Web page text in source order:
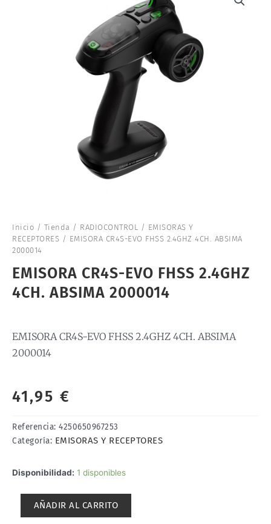
Inicio / Tienda / RADIOCONTROL / EMISORAS Y
RECEPTORES / EMISORA CR4S-EVO FHSS 2.4GHZ 4CH. ABSIMA
2000014
EMISORA CR4S-EVO FHSS 2.4GHZ
4CH. ABSIMA 2000014
EMISORA CR4S-EVO FHSS 2.4GHZ 4CH. ABSIMA
2000014
41,95 €
Referencia: 4250650967253
Categoría: EMISORAS Y RECEPTORES
Disponibilidad: 1 disponibles
EMISORA
AÑADIR AL CARRITO